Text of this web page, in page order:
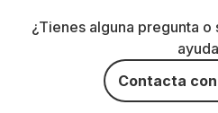
¿Tienes alguna pregunta
Contacta